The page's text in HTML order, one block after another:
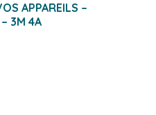
APPAREILS –
– 3M 4A